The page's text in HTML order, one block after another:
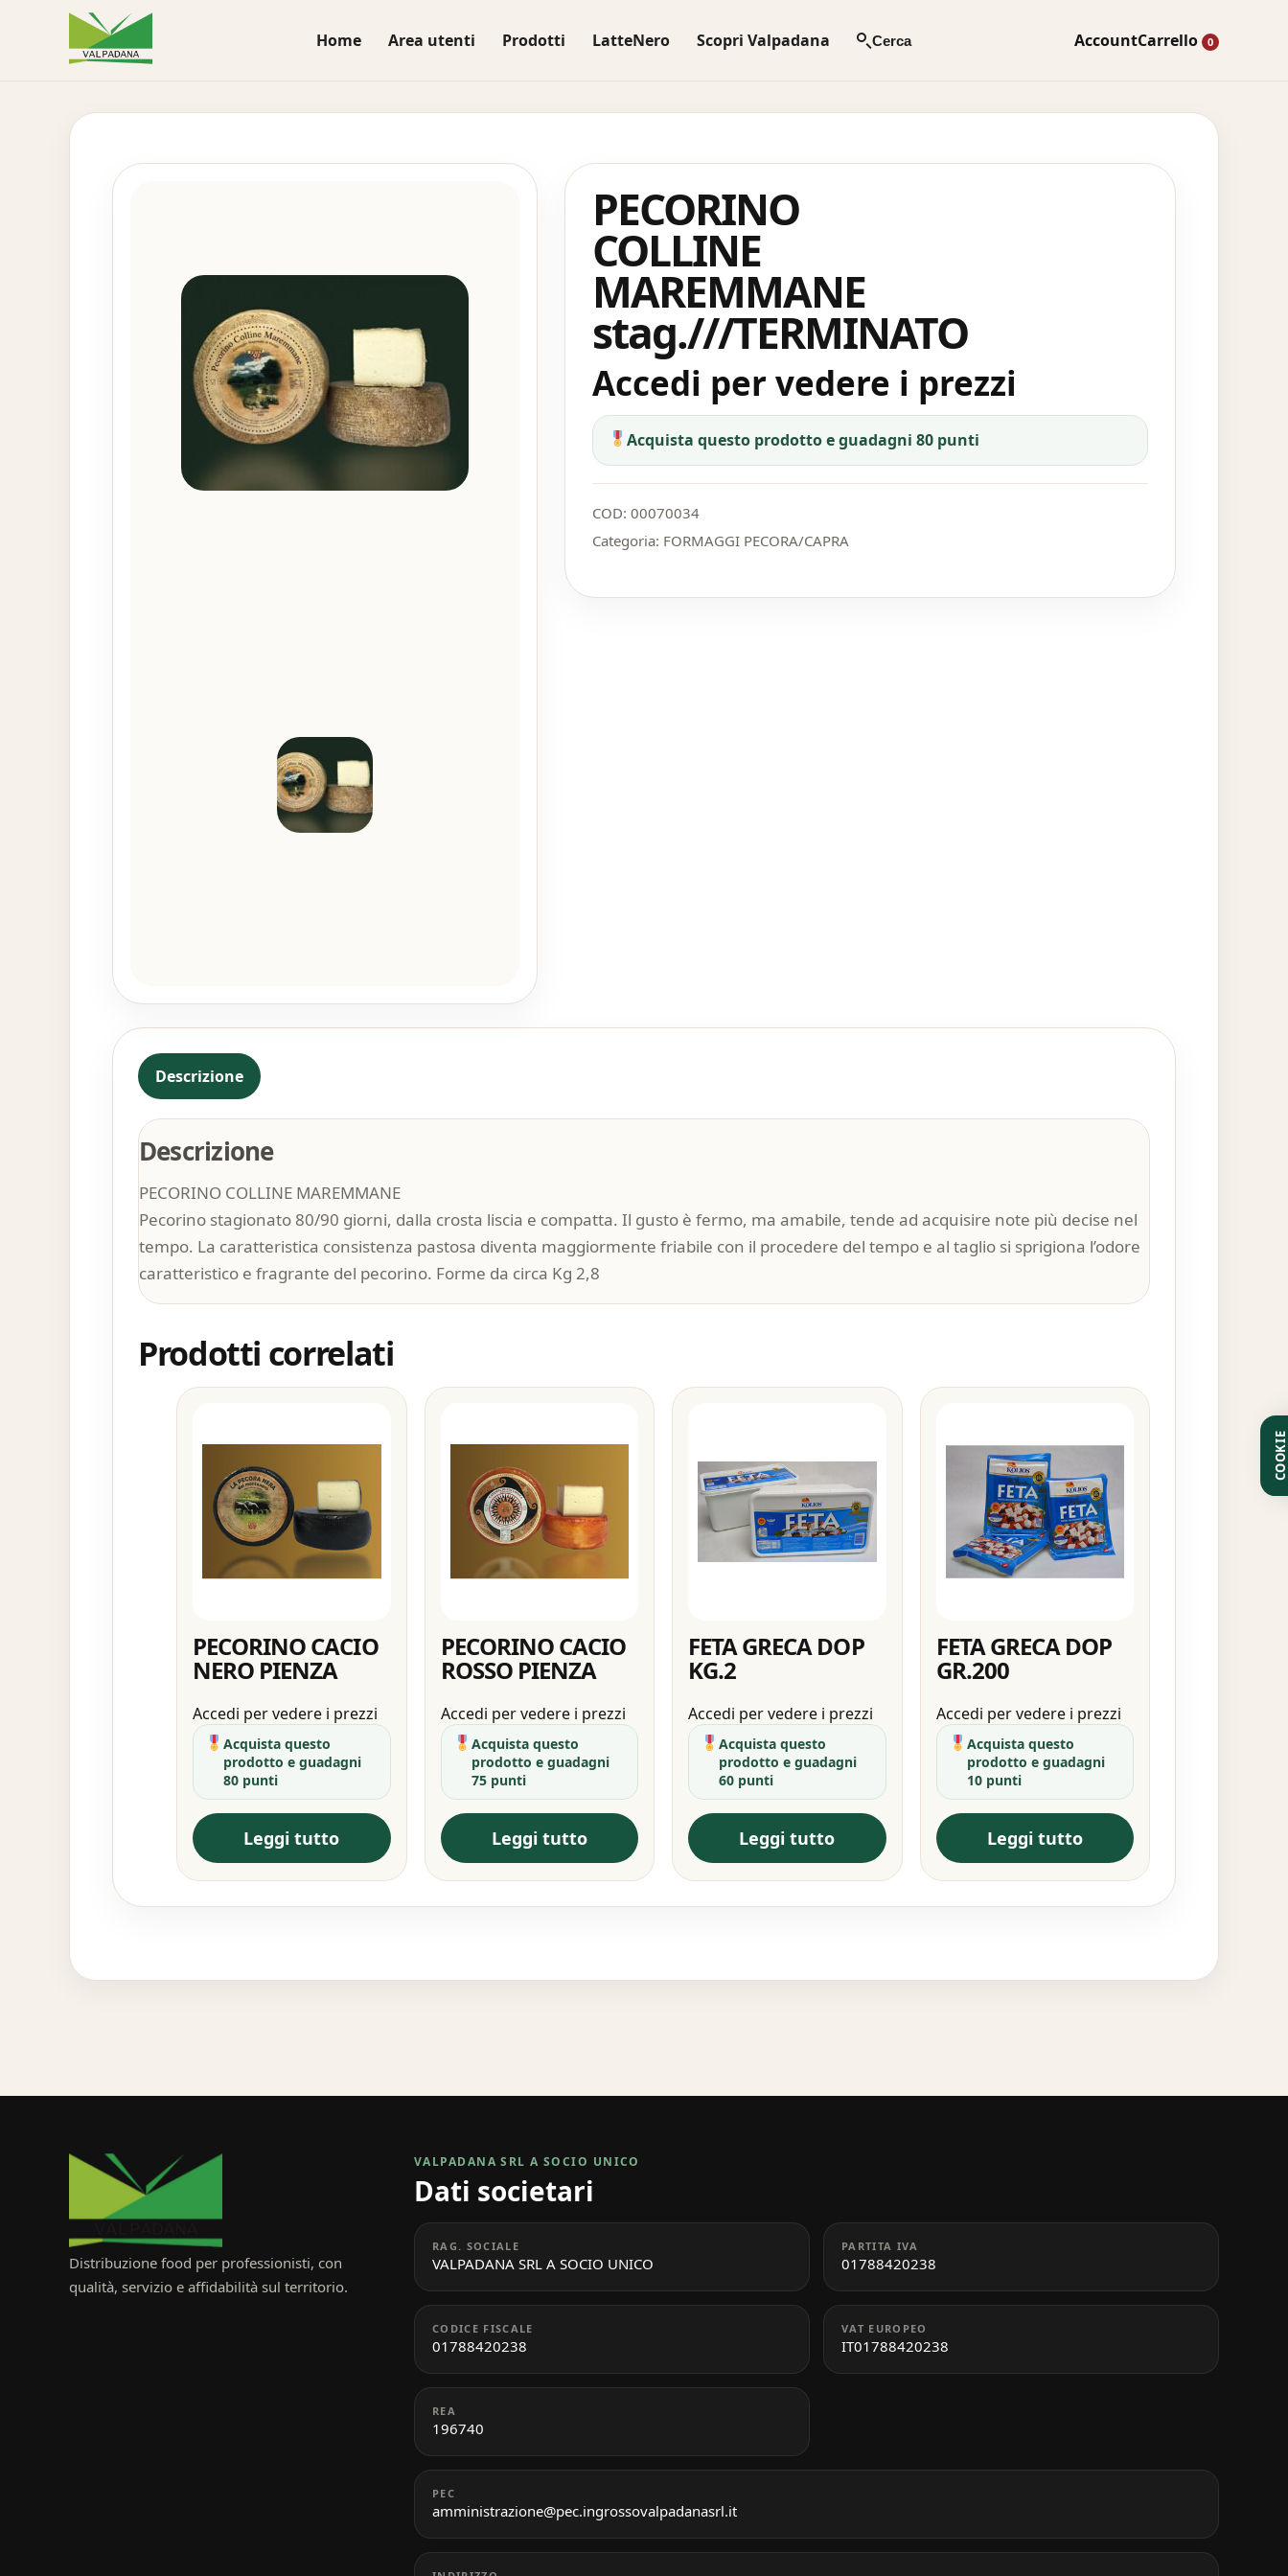
Home Area utenti Prodotti LatteNero Scopri Valpadana Cerca AccountCarrello 0
PECORINO
COLLINE
MAREMMANE
stag.///TERMINATO
Accedi per vedere i prezzi
Acquista questo prodotto e guadagni 80 punti
COD: 00070034
Categoria: FORMAGGI PECORA/CAPRA
Descrizione
Descrizione
PECORINO COLLINE MAREMMANE
Pecorino stagionato 80/90 giorni, dalla crosta liscia e compatta. Il gusto è fermo, ma amabile, tende ad acquisire note più decise nel
tempo. La caratteristica consistenza pastosa diventa maggiormente friabile con il procedere del tempo e al taglio si sprigiona l’odore
caratteristico e fragrante del pecorino. Forme da circa Kg 2,8
Prodotti correlati
PECORINO CACIO
NERO PIENZA
Accedi per vedere i prezzi
Acquista questo
prodotto e guadagni
80 punti
Leggi tutto
PECORINO CACIO
ROSSO PIENZA
Accedi per vedere i prezzi
Acquista questo
prodotto e guadagni
75 punti
Leggi tutto
FETA GRECA DOP
KG.2
Accedi per vedere i prezzi
Acquista questo
prodotto e guadagni
60 punti
Leggi tutto
FETA GRECA DOP
GR.200
Accedi per vedere i prezzi
Acquista questo
prodotto e guadagni
10 punti
Leggi tutto
Distribuzione food per professionisti, con
qualità, servizio e affidabilità sul territorio.
VALPADANA SRL A SOCIO UNICO
Dati societari
RAG. SOCIALE
VALPADANA SRL A SOCIO UNICO
PARTITA IVA
01788420238
CODICE FISCALE
01788420238
VAT EUROPEO
IT01788420238
REA
196740
PEC
amministrazione@pec.ingrossovalpadanasrl.it
COOKIE